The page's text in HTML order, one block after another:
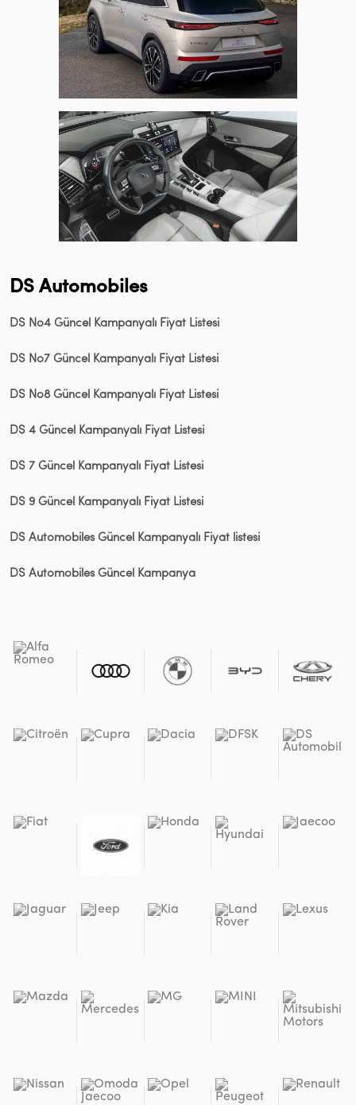
DS Automobiles
DS No4 Güncel Kampanyalı Fiyat Listesi
DS No7 Güncel Kampanyalı Fiyat Listesi
DS No8 Güncel Kampanyalı Fiyat Listesi
DS 4 Güncel Kampanyalı Fiyat Listesi
DS 7 Güncel Kampanyalı Fiyat Listesi
DS 9 Güncel Kampanyalı Fiyat Listesi
DS Automobiles Güncel Kampanyalı Fiyat listesi
DS Automobiles Güncel Kampanya